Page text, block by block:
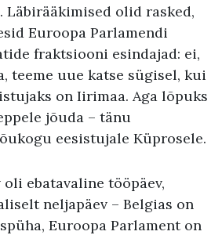
olid rasked,
Euroopa Parlamendi
fraktsiooni esindajad: ei,
teeme uue katse sügisel, kui
on Iirimaa. Aga lõpuks
jõuda – tänu
eesistujale Küprosele.
oli ebatavaline tööpäev,
neljapäev – Belgias on
Euroopa Parlament on